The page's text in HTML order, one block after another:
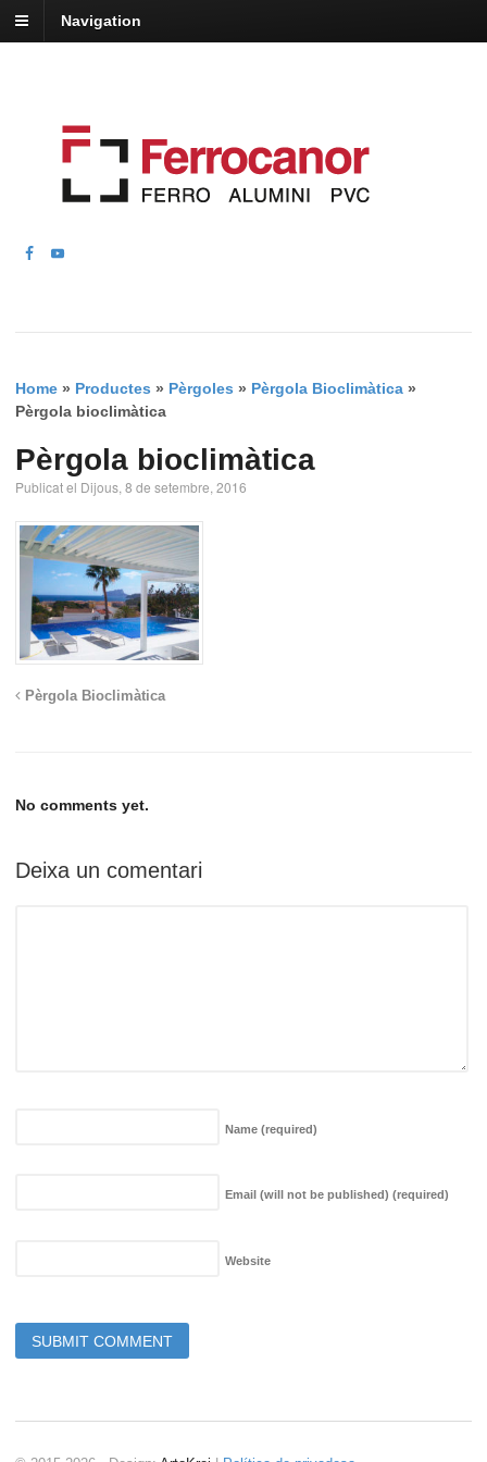
Navigation
Home » Productes » Pèrgoles » Pèrgola Bioclimàtica »
Pèrgola bioclimàtica
Pèrgola bioclimàtica
Publicat el Dijous, 8 de setembre, 2016
Pèrgola Bioclimàtica
No comments yet.
Deixa un comentari
Name (required)
Email (will not be published) (required)
Website